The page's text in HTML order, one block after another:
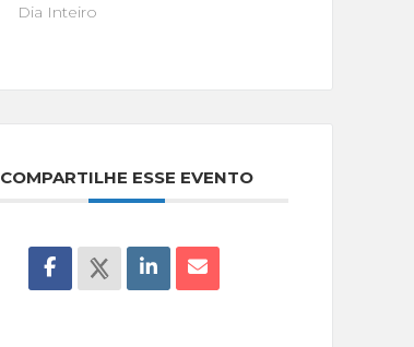
Dia Inteiro
COMPARTILHE ESSE EVENTO